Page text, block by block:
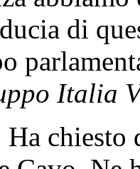
e che
di
Italia